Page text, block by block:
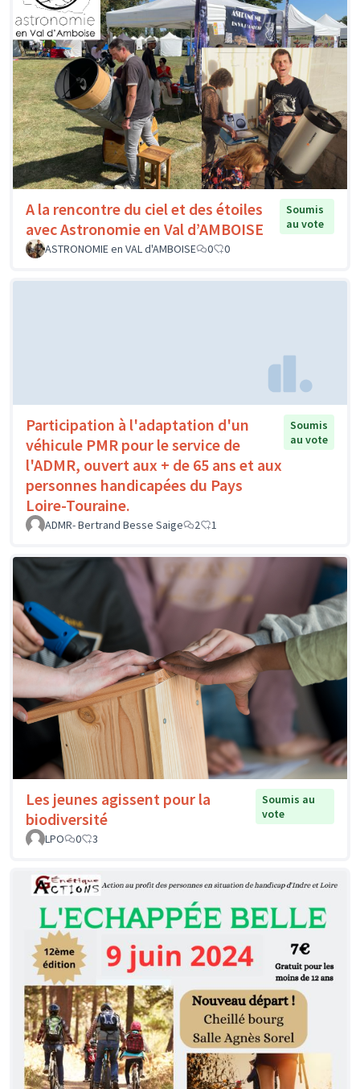
A la rencontre du ciel et des étoiles
avec Astronomie en Val d’AMBOISE
Soumis
au vote
ASTRONOMIE en VAL d'AMBOISE
0 0
Participation à l'adaptation d'un
véhicule PMR pour le service de
l'ADMR, ouvert aux + de 65 ans et aux
personnes handicapées du Pays
Loire-Touraine.
Soumis
au vote
ADMR- Bertrand Besse Saige 2 1
Les jeunes agissent pour la
biodiversité
Soumis au
vote
LPO
0 3